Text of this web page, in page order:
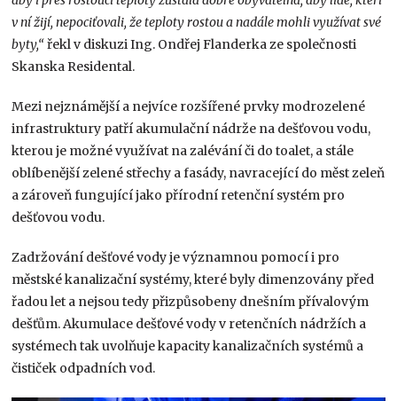
v ní žijí, nepociťovali, že teploty rostou a nadále mohli využívat své
byty,“řekl v diskuzi Ing. Ondřej Flanderka ze společnosti
Skanska Residental.
Mezi nejznámější a nejvíce rozšířené prvky modrozelené
infrastruktury patří akumulační nádrže na dešťovou vodu,
kterou je možné využívat na zalévání či do toalet, a stále
oblíbenější zelené střechy a fasády, navracející do měst zeleň
a zároveň fungující jako přírodní retenční systém pro
dešťovou vodu.
Zadržování dešťové vody je významnou pomocí i pro
městské kanalizační systémy, které byly dimenzovány před
řadou let a nejsou tedy přizpůsobeny dnešním přívalovým
dešťům. Akumulace dešťové vody v retenčních nádržích a
systémech tak uvolňuje kapacity kanalizačních systémů a
čističek odpadních vod.